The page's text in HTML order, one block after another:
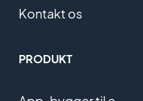
Kontakt os
PRODUKT